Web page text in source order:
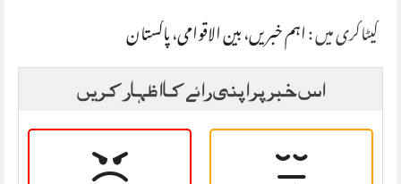
کیٹاگری میں :اہم خبریں،بین الاقوامی،پاکستان
اس خبر پر اپنی رائے کا اظہار کریں